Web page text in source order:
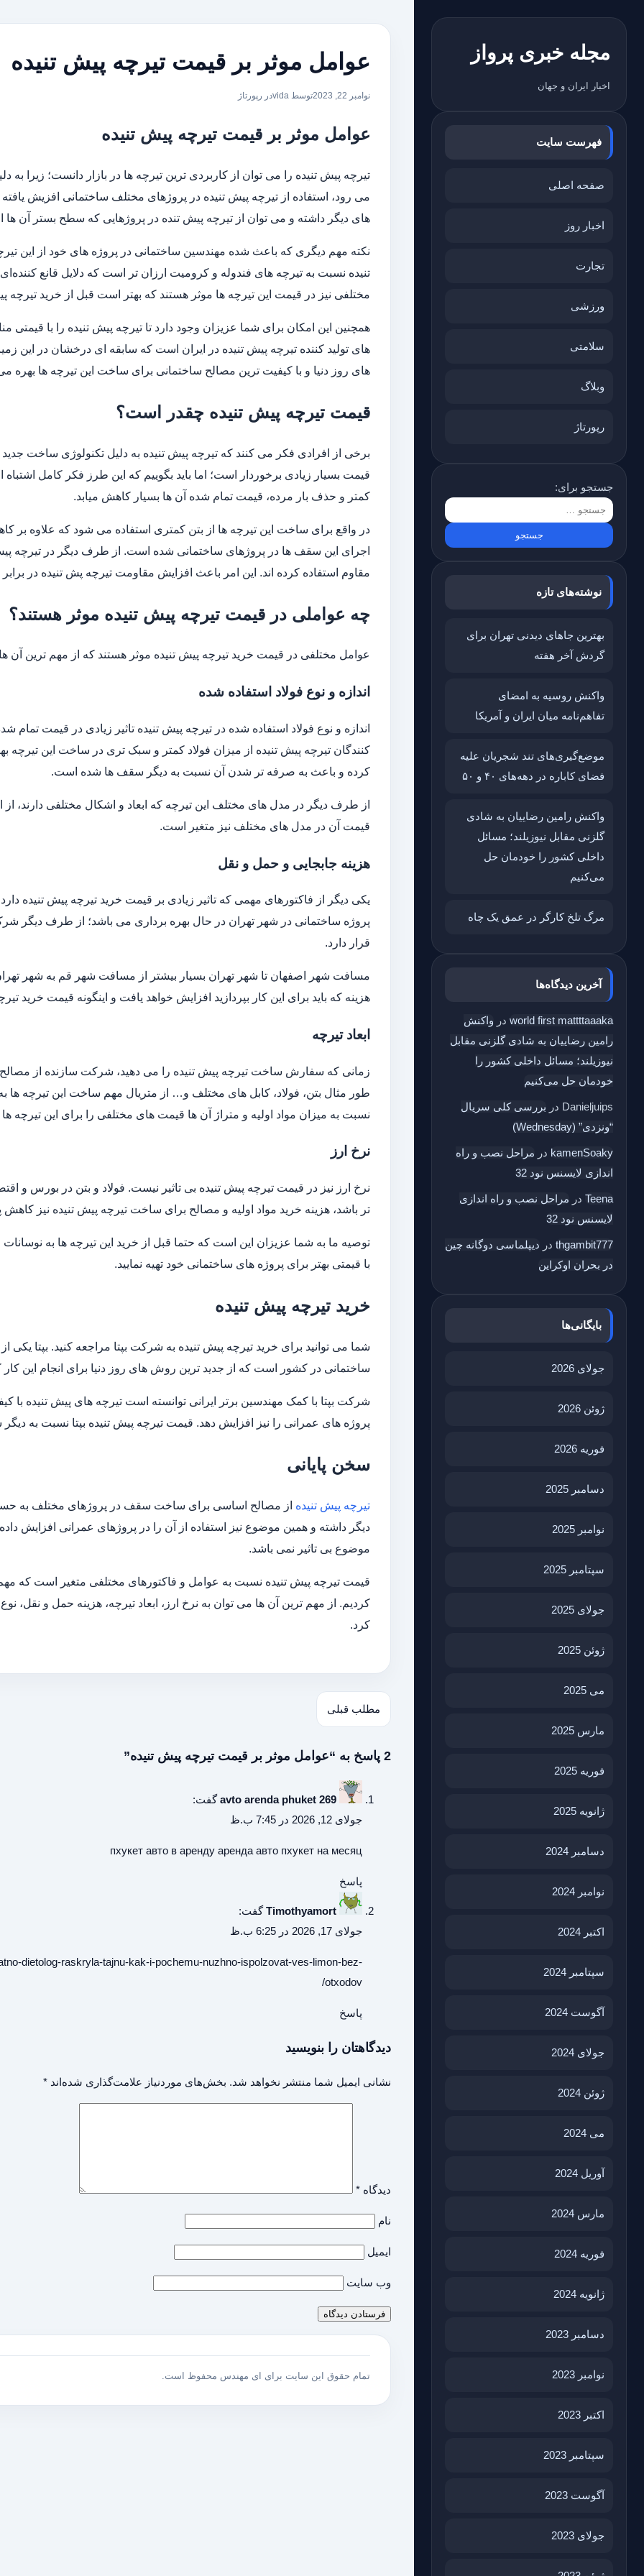
مجله خبری پرواز
اخبار ایران و جهان
فهرست سایت
صفحه اصلی
اخبار روز
تجارت
ورزشی
سلامتی
وبلاگ
رپورتاژ
جستجو برای:
نوشته‌های تازه
بهترین جاهای دیدنی تهران برای
گردش آخر هفته
واکنش روسیه به امضای
تفاهم‌نامه میان ایران و آمریکا
موضع‌گیری‌های تند شجریان علیه
فضای کاباره در دهه‌های ۴۰ و ۵۰
واکنش رامین رضاییان به شادی
گلزنی مقابل نیوزیلند؛ مسائل
داخلی کشور را خودمان حل
می‌کنیم
مرگ تلخ کارگر در عمق یک چاه
آخرین دیدگاه‌ها
world first mattttaaaka در واکنش
رامین رضاییان به شادی گلزنی مقابل
نیوزیلند؛ مسائل داخلی کشور را
خودمان حل می‌کنیم
Danieljuips در بررسی کلی سریال
“ونزدی” (Wednesday)
kamenSoaky در مراحل نصب و راه
اندازی لایسنس نود 32
Teena در مراحل نصب و راه اندازی
لایسنس نود 32
thgambit777 در دیپلماسی دوگانه چین
در بحران اوکراین
بایگانی‌ها
جولای 2026
ژوئن 2026
فوریه 2026
دسامبر 2025
نوامبر 2025
سپتامبر 2025
جولای 2025
ژوئن 2025
می 2025
مارس 2025
فوریه 2025
ژانویه 2025
دسامبر 2024
نوامبر 2024
اکتبر 2024
سپتامبر 2024
آگوست 2024
جولای 2024
ژوئن 2024
می 2024
آوریل 2024
مارس 2024
فوریه 2024
ژانویه 2024
دسامبر 2023
نوامبر 2023
اکتبر 2023
سپتامبر 2023
آگوست 2023
جولای 2023
عوامل موثر بر قیمت تیرچه پیش تنیده
نوامبر 22, 2023 توسط vida در رپورتاژ
عوامل موثر بر قیمت تیرچه پیش تنیده
تیرچه پیش تنیده را می توان از کاربردی ترین تیرچه ها در بازار دانست؛ زیرا
می رود، استفاده از تیرچه پیش تنیده در پروژهای مختلف ساختمانی افزیش
های دیگر داشته و می توان از تیرچه پیش تنده در پروژهایی که سطح بستر آن
نکته مهم دیگری که باعث شده مهندسین ساختمانی در پروژه های خود از این
تنیده نسبت به تیرچه های فندوله و کرومیت ارزان تر است که دلایل قانع
مختلفی نیز در قیمت این تیرچه ها موثر هستند که بهتر است قبل از خرید تیرچه
همچنین این امکان برای شما عزیزان وجود دارد تا تیرچه پیش تنیده را با
های تولید کننده تیرچه پیش تنیده در ایران است که سابقه ای درخشان در این
های روز دنیا و با کیفیت ترین مصالح ساختمانی برای ساخت این تیرچه ها بهره
قیمت تیرچه پیش تنیده چقدر است؟
برخی از افرادی فکر می کنند که تیرچه پیش تنیده به دلیل تکنولوژی ساخت
قیمت بسیار زیادی برخوردار است؛ اما باید بگوییم که این طرز فکر کامل
کمتر و حذف بار مرده، قیمت تمام شده آن ها بسیار کاهش میابد.
در واقع برای ساخت این تیرچه ها از بتن کمتری استفاده می شود که علاوه
اجرای این سقف ها در پروژهای ساختمانی شده است. از طرف دیگر در تیرچه
مقاوم استفاده کرده اند. این امر باعث افزایش مقاومت تیرچه پش تنیده در
چه عواملی در قیمت تیرچه پیش تنیده موثر هستند؟
عوامل مختلفی در قیمت خرید تیرچه پیش تنیده موثر هستند که از مهم ترین آن
اندازه و نوع فولاد استفاده شده
اندازه و نوع فولاد استفاده شده در تیرچه پیش تنیده تاثیر زیادی در قیمت تمام
کنندگان تیرچه پیش تنیده از میزان فولاد کمتر و سبک تری در ساخت این تیرچه
کرده و باعث به صرفه تر شدن آن نسبت به دیگر سقف ها شده است.
از طرف دیگر در مدل های مختلف این تیرچه که ابعاد و اشکال مختلفی دارند، از
قیمت آن در مدل های مختلف نیز متغیر است.
هزینه جابجایی و حمل و نقل
یکی دیگر از فاکتورهای مهمی که تاثیر زیادی بر قیمت خرید تیرچه پیش تنیده
پروژه ساختمانی در شهر تهران در حال بهره برداری می باشد؛ از طرف دیگر
قرار دارد.
مسافت شهر اصفهان تا شهر تهران بسیار بیشتر از مسافت شهر قم به شهر
هزینه که باید برای این کار بپردازید افزایش خواهد یافت و اینگونه قیمت خرید
ابعاد تیرچه
زمانی که سفارش ساخت تیرچه پیش تنیده را می دهید، شرکت سازنده از مصالح
طور مثال بتن، فولاد، کابل های مختلف و… از متریال مهم ساخت این تیرچه
نسبت به میزان مواد اولیه و متراژ آن ها قیمت های مختلفی را برای این تیرچه
نرخ ارز
نرخ ارز نیز در قیمت تیرچه پیش تنیده بی تاثیر نیست. فولاد و بتن در بورس و
تر باشد، هزینه خرید مواد اولیه و مصالح برای ساخت تیرچه پیش تنیده نیز
توصیه ما به شما عزیزان این است که حتما قبل از خرید این تیرچه ها به نوسانات
با قیمتی بهتر برای پروژه های ساختمانی خود تهیه نمایید.
خرید تیرچه پیش تنیده
شما می توانید برای خرید تیرچه پیش تنیده به شرکت بپتا مراجعه کنید. بپتا
ساختمانی در کشور است که از جدید ترین روش های روز دنیا برای انجام این
شرکت بپتا با کمک مهندسین برتر ایرانی توانسته است تیرچه های پیش تنیده
پروژه های عمرانی را نیز افزایش دهد. قیمت تیرچه پیش تنیده بپتا نسبت به
سخن پایانی
تیرچه پیش تنیده از مصالح اساسی برای ساخت سقف در پروژهای مختلف به
دیگر داشته و همین موضوع نیز استفاده از آن را در پروژهای عمرانی افزایش
موضوع بی تاثیر نمی باشد.
قیمت تیرچه پیش تنیده نسبت به عوامل و فاکتورهای مختلفی متغیر است که
کردیم. از مهم ترین آن ها می توان به نرخ ارز، ابعاد تیرچه، هزینه حمل و نقل،
کرد.
مطلب قبلی
2 پاسخ به “عوامل موثر بر قیمت تیرچه پیش تنیده”
avto arenda phuket 269 گفت:
جولای 12, 2026 در 7:45 ب.ظ
пхукет авто в аренду аренда авто пхукет на месяц
پاسخ
Timothyamort گفت:
جولای 17, 2026 در 6:25 ب.ظ
dietolog-raskryla-tajnu-kak-i-pochemu-nuzhno-ispolzovat-ves-limon-bez-
otxodov/
پاسخ
دیدگاهتان را بنویسید
نشانی ایمیل شما منتشر نخواهد شد. بخش‌های موردنیاز علامت‌گذاری شده‌اند *
دیدگاه *
نام
ایمیل
وب‌ سایت
تمام حقوق این سایت برای ای مهندس محفوظ است.